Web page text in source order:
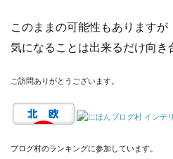
このままの可能性もありますが
気になることは出来るだけ向き
ご訪問ありがとうございます。
ブログ村のランキングに参加しています。